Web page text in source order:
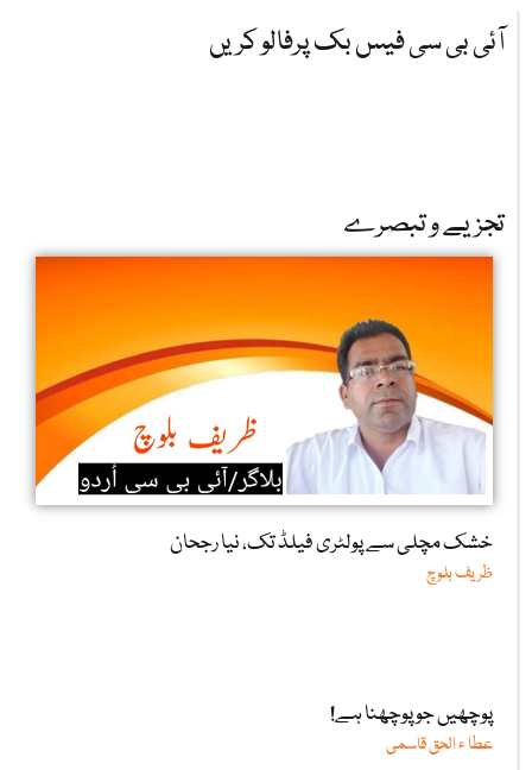
آئی بی سی فیس بک پرفالو کریں
تجزیے و تبصرے
خشک مچلی سے پولٹری فیلڈ تک، نیا رجحان
ظریف بلوچ
پوچھیں جو پوچھنا ہے!
عطا ء الحق قاسمی